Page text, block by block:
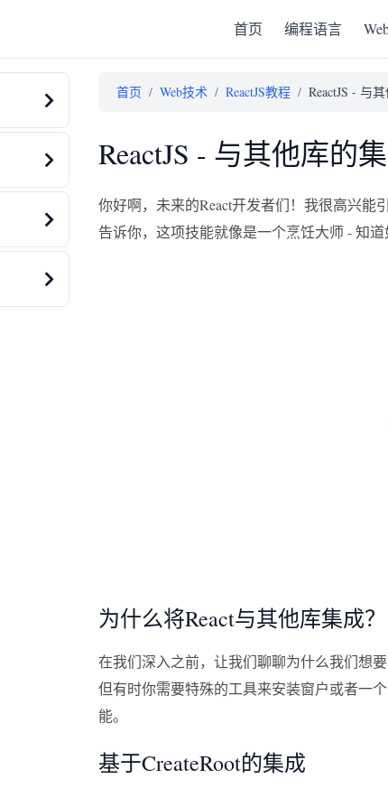
首页 编程语言
首页 / Web技术 / ReactJS教程 / ReactJS - 与
ReactJS - 与其他库的
你好啊，未来的React开发者们！我很高兴能
告诉你，这项技能就像是一个烹饪大师 - 知
为什么将React与其他库集成？
在我们深入之前，让我们聊聊为什么我们想
但有时你需要特殊的工具来安装窗户或者一
能。
基于CreateRoot的集成